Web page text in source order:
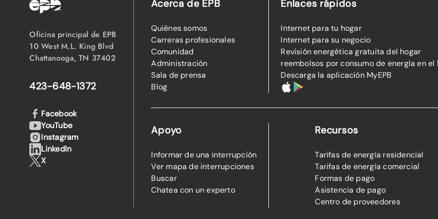
Oficina principal de EPB
10 West M.L. King Blvd
Chattanooga, TN 37402
423-648-1372
Acerca de EPB
Quiénes somos
Carreras profesionales
Comunidad
Administración
Sala de prensa
Blog
Enlaces rápidos
Internet para tu hogar
Internet para su negocio
Revisión energética gratuita del hogar
reembolsos por consumo de energía en el
Descarga la aplicación MyEPB
Apoyo
Informar de una interrupción
Ver mapa de interrupciones
Buscar
Chatea con un experto
Recursos
Tarifas de energía residencial
Tarifas de energía comercial
Formas de pago
Asistencia de pago
Centro de proveedores
Facebook
YouTube
Instagram
LinkedIn
X